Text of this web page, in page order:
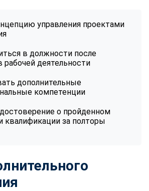
управления проектами
в должности после
рабочей деятельности
дополнительные
компетенции
о пройденном
за полторы